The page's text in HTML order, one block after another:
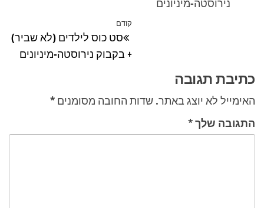
נירוסטה-מיניונים
הפוסט
הקודם
קודם
סט כוס לילדים (לא שביר)
+ בקבוק נירוסטה-מיניונים
כתיבת תגובה
האימייל לא יוצג באתר. שדות החובה מסומנים *
התגובה שלך*